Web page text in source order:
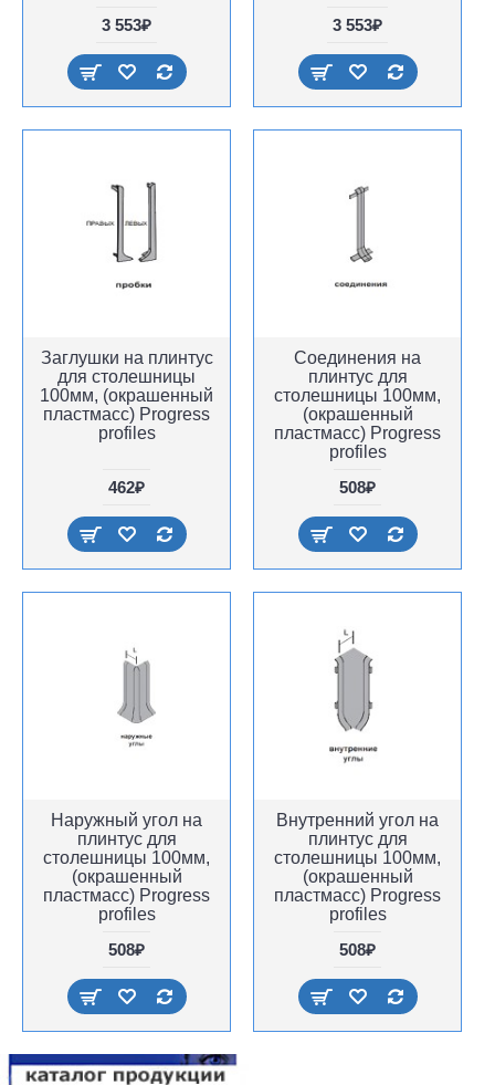
3 553₽
3 553₽
Заглушки на плинтус
для столешницы
100мм, (окрашенный
пластмасс) Progress
profiles
462₽
Соединения на
плинтус для
столешницы 100мм,
(окрашенный
пластмасс) Progress
profiles
508₽
Наружный угол на
плинтус для
столешницы 100мм,
(окрашенный
пластмасс) Progress
profiles
508₽
Внутренний угол на
плинтус для
столешницы 100мм,
(окрашенный
пластмасс) Progress
profiles
508₽